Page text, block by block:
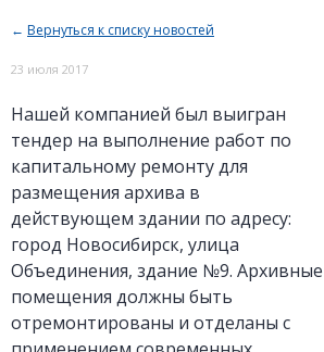
← Вернуться к списку новостей
23 июля 2017
Нашей компанией был выигран
тендер на выполнение работ по
капитальному ремонту для
размещения архива в
действующем здании по адресу:
город Новосибирск, улица
Объединения, здание №9. Архивные
помещения должны быть
отремонтированы и отделаны с